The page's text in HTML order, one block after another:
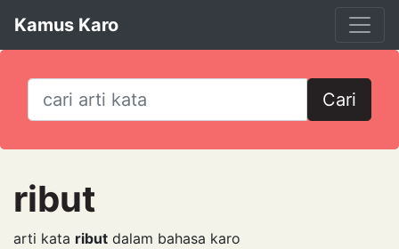
Kamus Karo
Cari
ribut
arti kata ribut dalam bahasa karo